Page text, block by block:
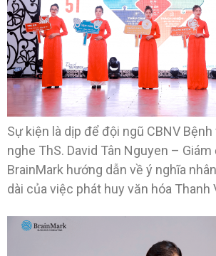
Sự kiện là dịp để đội ngũ CBNV
nghe ThS. David Tân Nguyen –
BrainMark hướng dẫn về ý nghĩa
dài của việc phát huy văn hóa Thanh